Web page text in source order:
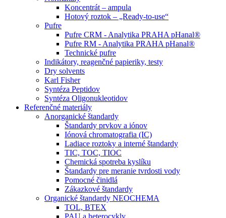
Koncentrát – ampula
Hotový roztok – „Ready-to-use“
Pufre
Pufre CRM - Analytika PRAHA pHanal®
Pufre RM - Analytika PRAHA pHanal®
Technické pufre
Indikátory, reagenčné papieriky, testy
Dry solvents
Karl Fisher
Syntéza Peptidov
Syntéza Oligonukleotidov
Referenčné materiály
Anorganické štandardy
Štandardy prvkov a iónov
Iónová chromatografia (IC)
Ladiace roztoky a interné štandardy
TIC, TOC, TIOC
Chemická spotreba kyslíku
Štandardy pre meranie tvrdosti vody
Pomocné činidlá
Zákazkové štandardy
Organické štandardy NEOCHEMA
TOL, BTEX
PAU a heterocykly